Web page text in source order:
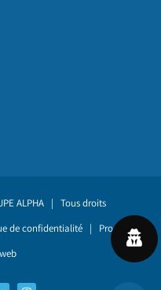
ALPHA| Tous droits
de confidentialité | Propulsé